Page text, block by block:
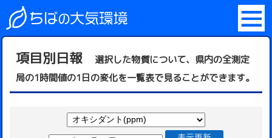
項目別日報
選択した物質について、県内の全測定
局の1時間値の1日の変化を一覧表で見ることができます。